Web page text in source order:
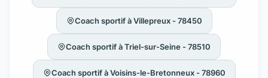
Coach sportif à Villepreux - 78450
Coach sportif à Triel-sur-Seine - 78510
Coach sportif à Voisins-le-Bretonneux - 78960